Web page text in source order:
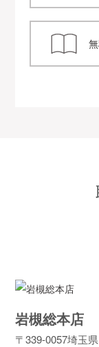
岩槻総本店
〒339-0057埼玉